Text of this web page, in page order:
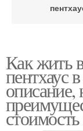
Компактный
Как жить
пентхаус
описание,